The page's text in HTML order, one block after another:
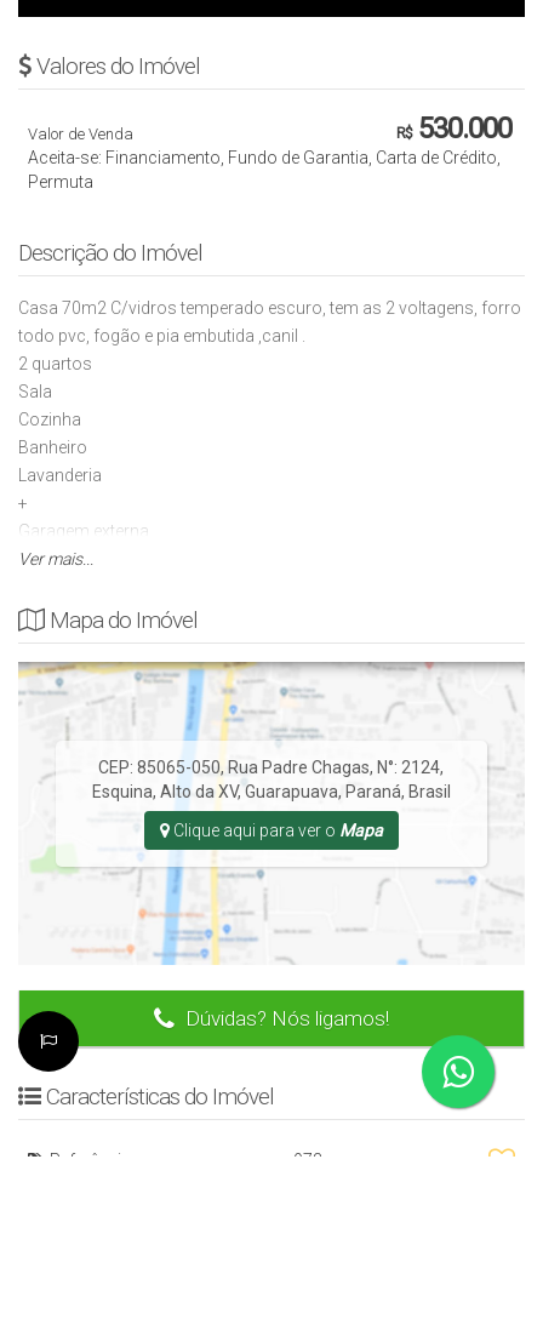
Valores do Imóvel
R$530.000
Valor de Venda
Aceita-se: Financiamento, Fundo de Garantia, Carta de Crédito,
Permuta
Descrição do Imóvel
Casa 70m2 C/vidros temperado escuro, tem as 2 voltagens, forro
todo pvc, fogão e pia embutida ,canil .
2 quartos
Sala
Cozinha
Banheiro
Lavanderia
+
Garagem externa
Terreno 20x 20 = 400 mts (pode ser financiada).
Ver mais...
Mapa do Imóvel
CEP: 85065-050, Rua Padre Chagas, N°: 2124,
Esquina, Alto da XV,Guarapuava, Paraná, Brasil
Clique aqui para ver o Mapa
Dúvidas? Nós ligamos!
Características do Imóvel
Referência: 973